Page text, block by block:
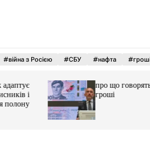
#війна з Росією #СБУ #нафта
і
про що говорять
гроші